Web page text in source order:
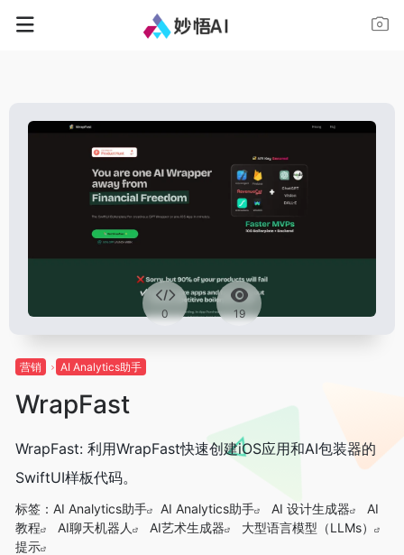
0 19
营销 AI Analytics助手
WrapFast
WrapFast: 利用WrapFast快速创建iOS应用和AI包装器的
SwiftUI样板代码。
标签： AI Analytics助手 AI Analytics助手 AI 设计生成器
AI
教程
AI聊天机器人 AI艺术生成器
大型语言模型（LLMs）
提示